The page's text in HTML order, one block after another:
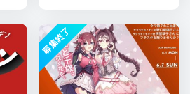
募集終了